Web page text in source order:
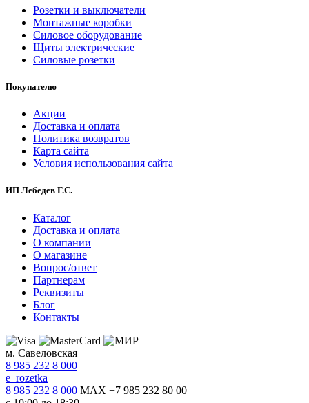
Розетки и выключатели
Монтажные коробки
Силовое оборудование
Щиты электрические
Силовые розетки
Покупателю
Акции
Доставка и оплата
Политика возвратов
Карта сайта
Условия использования сайта
ИП Лебедев Г.С.
Каталог
Доставка и оплата
О компании
О магазине
Вопрос/ответ
Партнерам
Реквизиты
Блог
Контакты
м. Савеловская
8 985 232 8 000
e_rozetka
8 985 232 8 000 MAX +7 985 232 80 00